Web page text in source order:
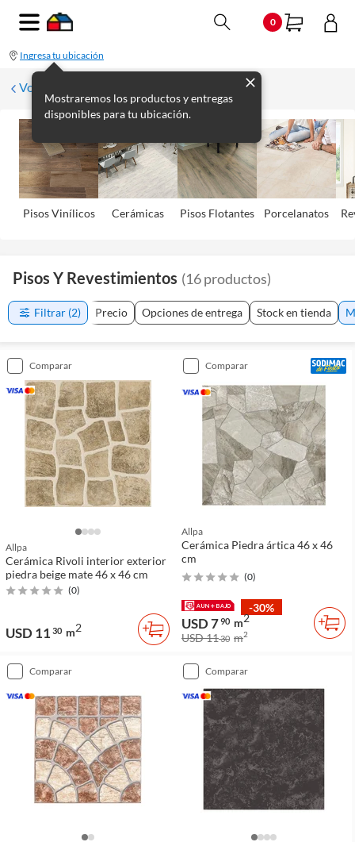
0
Ingresa tu ubicación
Mostraremos los productos y entregas
disponibles para tu ubicación.
Volver
Pisos Viní­licos Cerámicas Pisos Flotantes Porcelanatos
Pisos Y Revestimientos (16productos)
Filtrar (2) Precio Opciones de entrega Stock en tienda
comparar
Allpa
Cerámica Rivoli interior exterior
piedra beige mate 46 x 46 cm
(0)
USD 11 30 m2
comparar
Allpa
Cerámica Piedra ártica 46 x 46
cm
(0)
-30%
USD 790 m2
USD 1130 m2
comparar comparar